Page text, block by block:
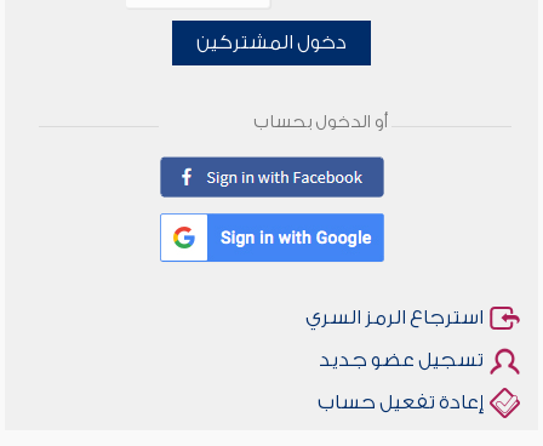
دخول المشتركين
أو الدخول بحساب
استرجاع الرمز السري
تسجيل عضو جديد
إعادة تفعيل حساب